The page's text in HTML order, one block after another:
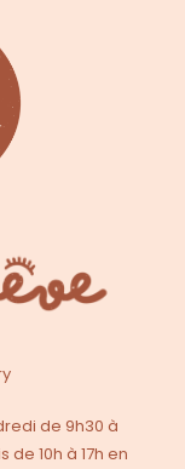
de 9h30 à
de 10h à 17h en